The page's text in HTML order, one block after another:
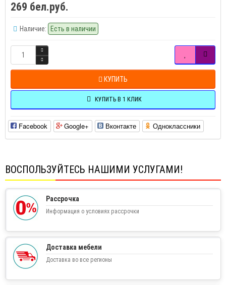
269 бел.руб.
Наличие: Есть в наличии
КУПИТЬ
КУПИТЬ В 1 КЛИК
Facebook Google+ Вконтакте Одноклассники
ВОСПОЛЬЗУЙТЕСЬ НАШИМИ УСЛУГАМИ!
Рассрочка
Информация о условиях рассрочки
Доставка мебели
Доставка во все регионы